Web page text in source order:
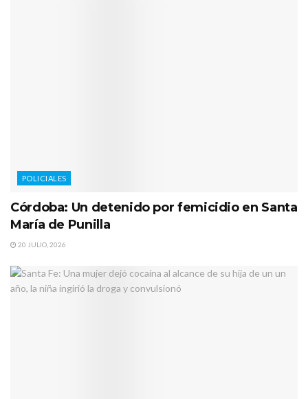
POLICIALES
Córdoba: Un detenido por femicidio en Santa
María de Punilla
20 JULIO, 2026